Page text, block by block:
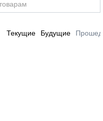
Текущие Будущие